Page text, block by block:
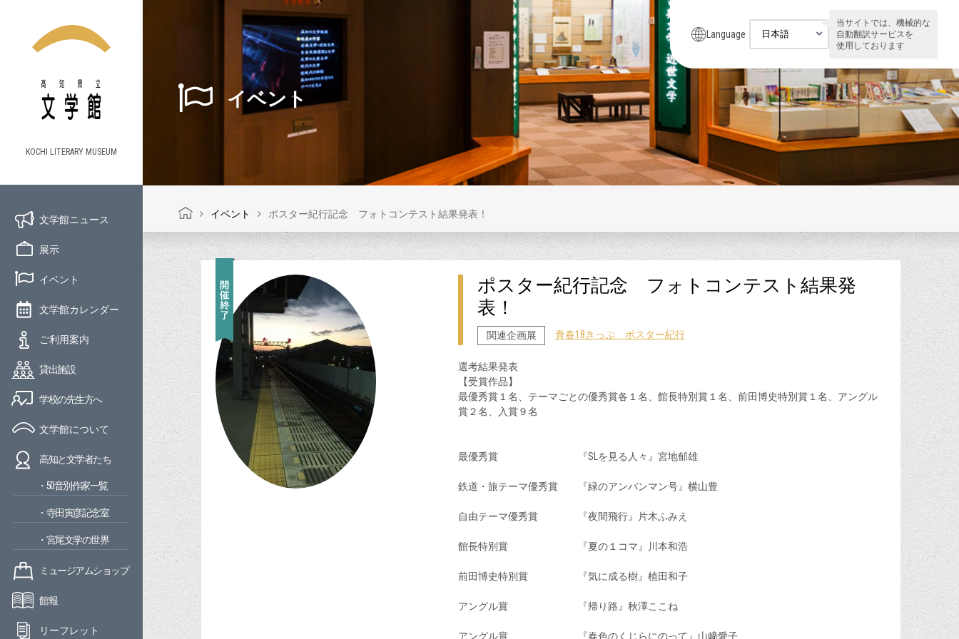
KOCHI LITERARY MUSEUM
文学館ニュース
展示
イベント
文学館カレンダー
ご利用案内
貸出施設
学校の先生方へ
文学館について
高知と文学者たち
・50音別作家一覧
・寺田寅彦記念室
・宮尾文学の世界
ミュージアムショップ
館報
リーフレット
Language
当サイトでは、機械的な
自動翻訳サービスを
使用しております
イベント
イベント ポスター紀行記念 フォトコンテスト結果発表！
ポスター紀行記念 フォトコンテスト結果発
表！
関連企画展 青春18きっぷ ポスター紀行
選考結果発表
【受賞作品】
最優秀賞１名、テーマごとの優秀賞各１名、館長特別賞１名、前田博史特別賞１名、アングル
賞２名、入賞９名
最優秀賞 『SLを見る人々』宮地郁雄
鉄道・旅テーマ優秀賞 『緑のアンパンマン号』横山豊
自由テーマ優秀賞 『夜間飛行』片木ふみえ
館長特別賞 『夏の１コマ』川本和浩
前田博史特別賞 『気に成る樹』植田和子
アングル賞 『帰り路』秋澤ここね
アングル賞 『春色のくじらにのって』山﨑愛子